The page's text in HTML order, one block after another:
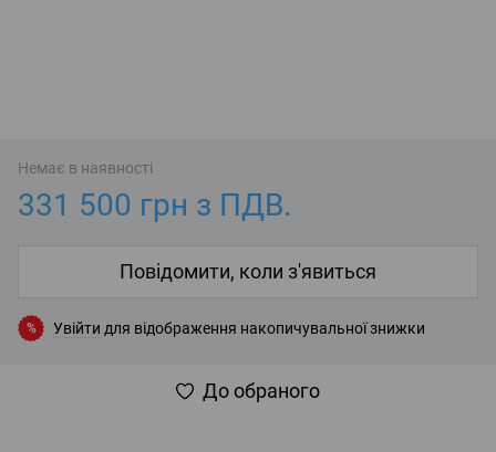
Немає в наявності
331 500 грн з ПДВ.
Повідомити, коли з'явиться
% Увійти для відображення накопичувальної знижки
До обраного